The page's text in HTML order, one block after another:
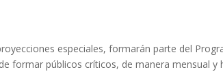
especiales, formarán parte del
formar públicos críticos, de manera mensual y